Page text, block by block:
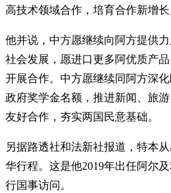
高技术领域合作，培育合作新增长
他并说，中方愿继续向阿方提供
社会发展，愿进口更多阿优质产
开展合作。中方愿继续同阿方深
政府奖学金名额，推进新闻、旅
友好合作，夯实两国民意基础。
另据路透社和法新社报道，特本
华行程。这是他2019年出任阿尔
行国事访问。